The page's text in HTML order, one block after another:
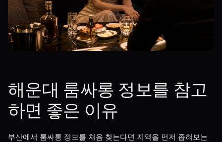
해운대 룸싸롱 정보를 참고
하면 좋은 이유
부산에서 룸싸롱 정보를 처음 찾는다면 지역을 먼저 좁혀보는